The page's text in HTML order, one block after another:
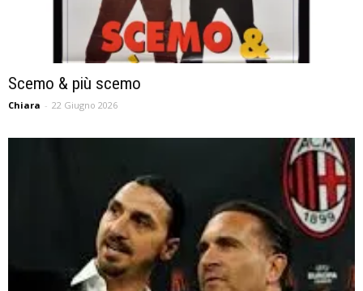
Scemo & più scemo
Chiara - 22 Giugno 2026